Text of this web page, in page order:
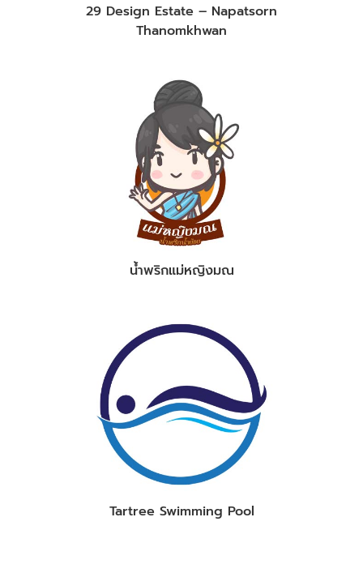
29 Design Estate – Napatsorn
Thanomkhwan
น้ำพริกแม่หญิงมณ
Tartree Swimming Pool